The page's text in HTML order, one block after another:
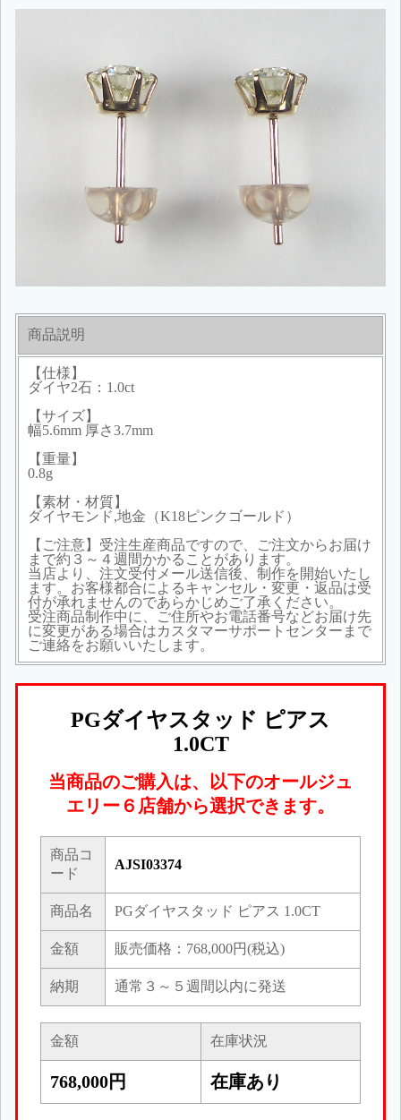
商品説明
【仕様】
ダイヤ2石：1.0ct
【サイズ】
幅5.6mm 厚さ3.7mm
【重量】
0.8g
【素材・材質】
ダイヤモンド,地金（K18ピンクゴールド）
【ご注意】受注生産商品ですので、ご注文からお届け
まで約３～４週間かかることがあります。
当店より、注文受付メール送信後、制作を開始いたし
ます。お客様都合によるキャンセル・変更・返品は受
付が承れませんのであらかじめご了承ください。
受注商品制作中に、ご住所やお電話番号などお届け先
に変更がある場合はカスタマーサポートセンターまで
ご連絡をお願いいたします。
PGダイヤスタッド ピアス
1.0CT
当商品のご購入は、以下のオールジュ
エリー６店舗から選択できます。
商品コ
ード
AJSI03374
商品名 PGダイヤスタッド ピアス 1.0CT
金額 販売価格：768,000円(税込)
納期 通常３～５週間以内に発送
金額 在庫状況
768,000円 在庫あり